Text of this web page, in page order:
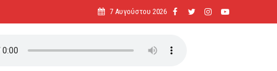
7 Αυγούστου 2026